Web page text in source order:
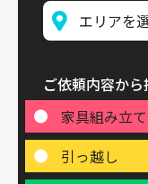
ご依頼内容から
家具組み立て
引っ越し